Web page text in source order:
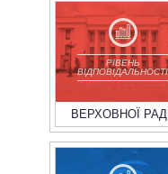
РІВЕНЬ
ВІДПОВІДАЛЬНОСТІ
ВЕРХОВНОЇ